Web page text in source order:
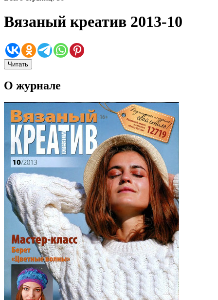
Вязаный креатив 2013-10
Читать
О журнале